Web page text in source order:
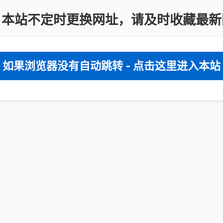
站不定时更换网址，请及时收藏最
如果浏览器没有自动跳转 - 点击这里进入本站